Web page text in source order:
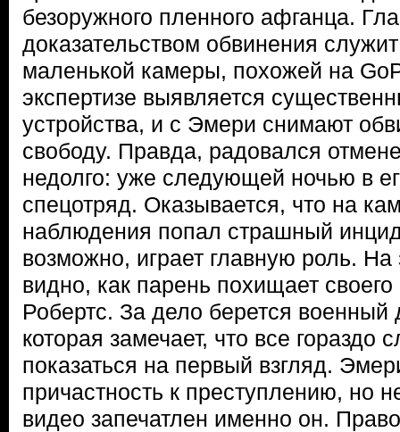
безоружного пленного афганца.
доказательством обвинения
маленькой камеры, похожей на
экспертизе выявляется
устройства, и с Эмери снимают
свободу. Правда, радовался
недолго: уже следующей ночью в
спецотряд. Оказывается, что на
наблюдения попал страшный
возможно, играет главную роль. На
видно, как парень похищает
Робертс. За дело берется военный
которая замечает, что все гораздо
показаться на первый взгляд.
причастность к преступлению, но
видео запечатлен именно он.